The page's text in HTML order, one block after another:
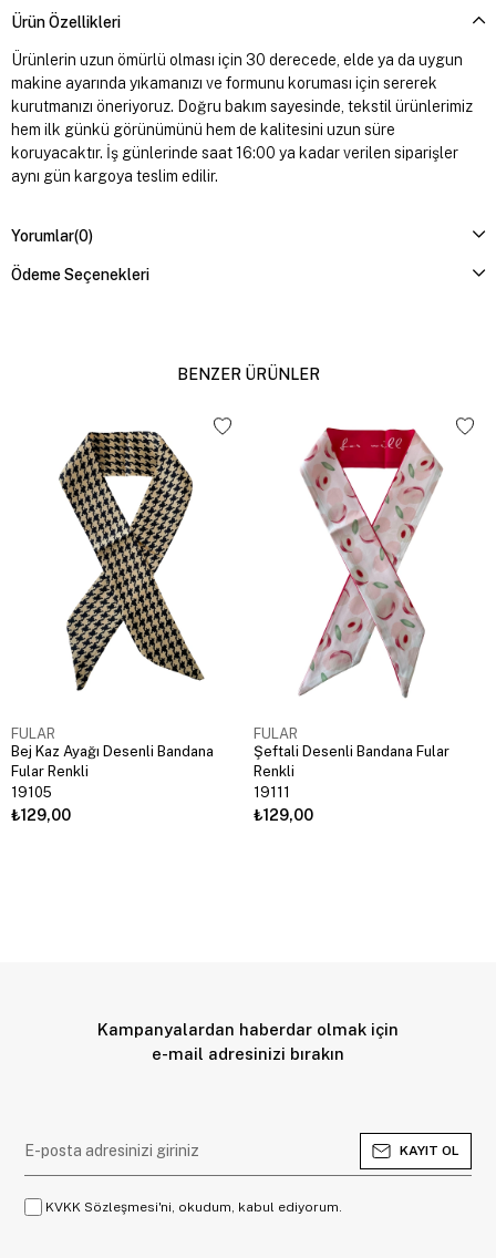
Ürün Özellikleri
Ürünlerin uzun ömürlü olması için 30 derecede, elde ya da uygun
makine ayarında yıkamanızı ve formunu koruması için sererek
kurutmanızı öneriyoruz. Doğru bakım sayesinde, tekstil ürünlerimiz
hem ilk günkü görünümünü hem de kalitesini uzun süre
koruyacaktır. İş günlerinde saat 16:00 ya kadar verilen siparişler
aynı gün kargoya teslim edilir.
Yorumlar(0)
Ödeme Seçenekleri
BENZER ÜRÜNLER
FULAR
Bej Kaz Ayağı Desenli Bandana
Fular Renkli
19105
₺129,00
FULAR
Şeftali Desenli Bandana Fular
Renkli
19111
₺129,00
Kampanyalardan haberdar olmak için
e-mail adresinizi bırakın
KAYIT OL
KVKK Sözleşmesi'ni, okudum, kabul ediyorum.